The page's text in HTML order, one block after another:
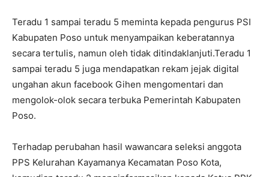
Teradu 1 sampai teradu 5 meminta kepada pengurus PSI
Kabupaten Poso untuk menyampaikan keberatannya
secara tertulis, namun oleh tidak ditindaklanjuti.Teradu 1
sampai teradu 5 juga mendapatkan rekam jejak digital
ungahan akun facebook Gihen mengomentari dan
mengolok-olok secara terbuka Pemerintah Kabupaten
Poso.
Terhadap perubahan hasil wawancara seleksi anggota
PPS Kelurahan Kayamanya Kecamatan Poso Kota,